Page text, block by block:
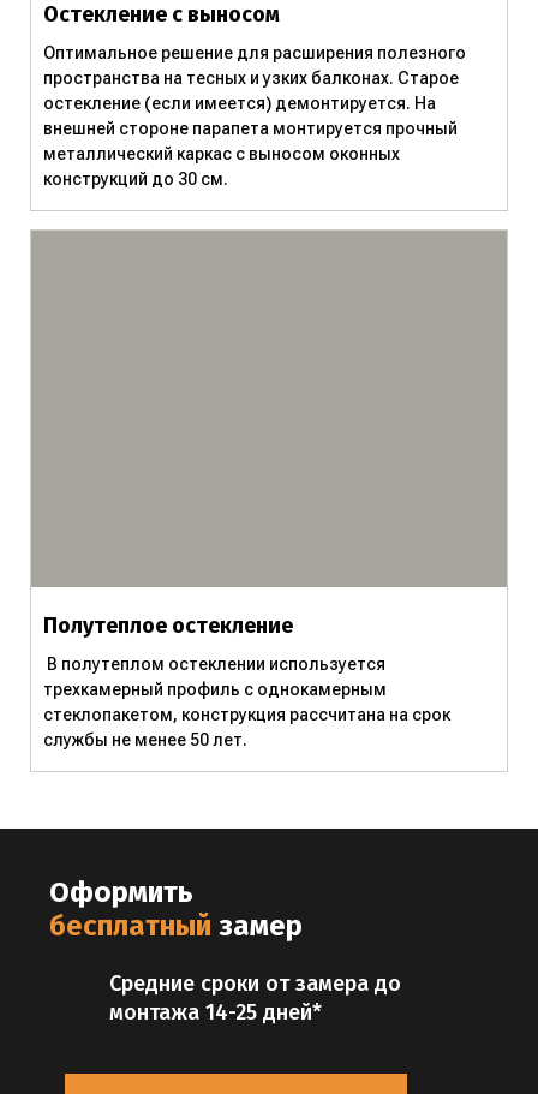
Остекление с выносом
Оптимальное решение для расширения полезного
пространства на тесных и узких балконах. Старое
остекление (если имеется) демонтируется. На
внешней стороне парапета монтируется прочный
металлический каркас с выносом оконных
конструкций до 30 см.
Полутеплое остекление
В полутеплом остеклении используется
трехкамерный профиль с однокамерным
стеклопакетом, конструкция рассчитана на срок
службы не менее 50 лет.
Средние сроки от замера до
монтажа 14-25 дней*
Оформить
бесплатный замер